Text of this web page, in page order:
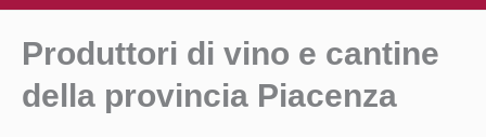
Produttori di vino e cantine
della provincia Piacenza